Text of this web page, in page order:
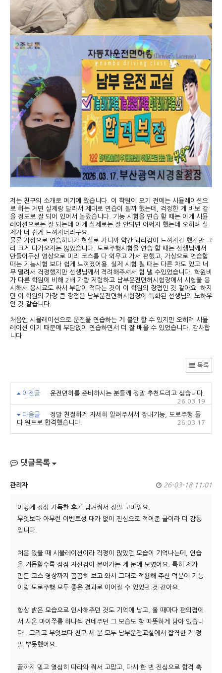
저는 친구의 소개로 여기에 왔습니다. 이 학원에 오기 전에는 시뮬레이션으
로 하는 거면 실제랑 달라서 제대로 연습이 될까 했는데, 걱정한 게 바보 같
을 정도로 잘 되어 있어서 놀랐습니다. 기능 시험을 연습 할 때는 이게 시뮬
레이션으로는 잘 되는데 이게 실제로는 잘 안되면 어쩌지 했는데 오히려 실
제가 더 쉽게 느껴지더라구요.
물론 가상으로 연습하다가 현실로 가니까 약간 괴리감이 느껴지긴 했지만 그
리 크게 다가오지는 않았습니다. 도로주행시험을 연습 할 때는 선생님께서
만들어두신 영상으로 미리 코스를 다 외우고 가서 편했고, 가상으로 연습할
때는 기능시험 보다 쉽게 느껴졌어용. 실제 시험 칠 때는 다른 차도 있고 너
무 떨려서 걱정했지만 선생님께서 격려해주셔서 힘 낼 수있었습니다. 학원비
가 다른 학원에 비해 2배 가량 저렴하고 남부운전면허시험장에서 시험을 응
시해서 응시료도 싸서 부담이 적다는 것이 이 학원의 장점인 것 같아요. 하지
만 이 학원의 가장 큰 장점은 남부운전면허시험장에 특화된 선생님의 노하우
인 것 같습니다.
처음엔 시뮬레이션으로 운전을 연습하는 게 불안 할 수 있지만 오히려 시뮬
레이션 이기 때문에 부담없이 연습하면서 더 잘 배울 수 있었습니다. 감사합
니다
목록
이전글
운전면허를 준비하시는 분들께 정말 추천드리고 싶습니다.
26.03.19
다음글
정말 친절하게 자세히 알려주셔서 장내기능, 도로주행 둘
다 원트로 합격했습니다.
26.03.17
댓글목록
관리자 26-03-18 11:01
이렇게 정성 가득한 후기 남겨줘서 정말 고마워요.
무엇보다 아무런 이벤트성 대가 없이 진심으로 적어준 글이라 더 감동
입니다.
처음 왔을 때 시뮬레이션이라 걱정이 많았던 모습이 기억나는데, 연습
을 거듭할수록 점점 자신감이 붙어가는 게 눈에 보였어요. 특히 제가
만든 코스 영상까지 꼼꼼히 보고 와서 그대로 적용해 주신 덕분에 기능
이랑 도로주행 모두 좋은 결과로 이어질 수 있었던 것 같아요.
항상 밝은 모습으로 인사해주던 것도 기억에 남고, 올 때마다 편의점에
서 사온 마이쭈를 하나씩 건네주던 그 모습도 참 따뜻하게 남아 있습니
다 . 그리고 무엇보다 친구 세 분 모두 남부운전교실에서 합격한 게 정
말 뿌듯했어요.
끝까지 믿고 열심히 따라와 줘서 고맙고, 다시 한 번 진심으로 합격 축